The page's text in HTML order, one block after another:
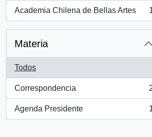
Academia Chilena de Bellas Artes
, 1 resultados
Materia
Todos
Correspondencia
, 2 resultados
Agenda Presidente
, 1 resultados